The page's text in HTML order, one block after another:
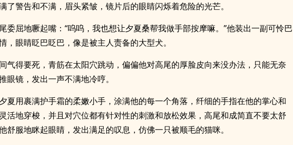
了警告和不满，眉头紧皱，镜片后的眼睛闪烁着危险的光芒。
委屈地噘起嘴：“呜呜，我也想让夕夏桑帮我做手部按摩嘛。”他装出一副可怜巴
，眼睛眨巴眨巴，像是被主人责备的大型犬。
气得要死，青筋在太阳穴跳动，偏偏他对高尾的厚脸皮向来没办法，只能无奈
眼镜，发出一声不满地冷哼。
夏用裹满护手霜的柔嫩小手，涂满他的每一个角落，纤细的手指在他的掌心和
活地穿梭，并且对穴位都有针对性的刺激和放松效果，高尾和成简直不要太舒
舒服地眯起眼睛，发出满足的叹息，仿佛一只被顺毛的猫咪。